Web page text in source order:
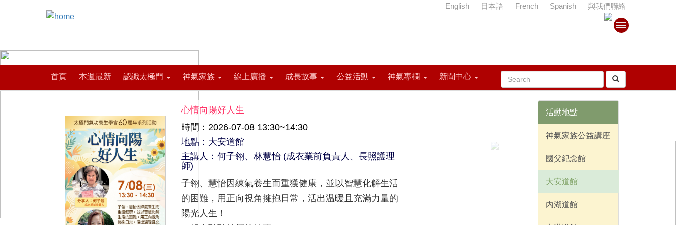
首頁 本週最新 認識太極門 神氣家族 線上廣播 成長故事 公益活動 神氣專欄 新聞中心
English 日本語 French Spanish 與我們聯絡
心情向陽好人生
時間：2026-07-08 13:30~14:30
地點：大安道館
主講人：何子翎、林慧怡 (成衣業前負責人、長照護理
師)
子翎、慧怡因練氣養生而重獲健康，並以智慧化解生活
的困難，用正向視角擁抱日常，活出温暖且充滿力量的
陽光人生！
活動地點
神氣家族公益講座
國父紀念館
大安道館
內湖道館